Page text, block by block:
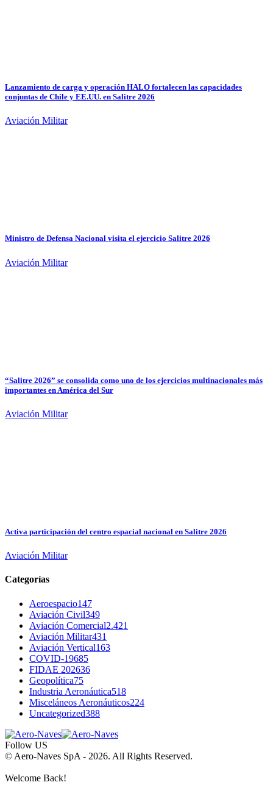
Lanzamiento de carga y operación HALO fortalecen las capacidades
conjuntas de Chile y EE.UU. en Salitre 2026
Aviación Militar
Ministro de Defensa Nacional visita el ejercicio Salitre 2026
Aviación Militar
“Salitre 2026” se consolida como uno de los ejercicios multinacionales más
importantes en América del Sur
Aviación Militar
Activa participación del centro espacial nacional en Salitre 2026
Aviación Militar
Categorías
Aeroespacio147
Aviación Civil349
Aviación Comercial2.421
Aviación Militar431
Aviación Vertical163
COVID-19685
FIDAE 202636
Geopolítica75
Industria Aeronáutica518
Misceláneos Aeronáuticos224
Uncategorized388
Follow US
© Aero-Naves SpA - 2026. All Rights Reserved.
Welcome Back!